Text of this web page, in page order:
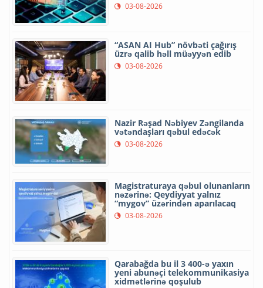
03-08-2026
“ASAN AI Hub” növbəti çağırış
üzrə qalib həll müəyyən edib
03-08-2026
Nazir Rəşad Nəbiyev Zəngilanda
vətəndaşları qəbul edəcək
03-08-2026
Magistraturaya qəbul olunanların
nəzərinə: Qeydiyyat yalnız
“mygov” üzərindən aparılacaq
03-08-2026
Qarabağda bu il 3 400-ə yaxın
yeni abunəçi telekommunikasiya
xidmətlərinə qoşulub